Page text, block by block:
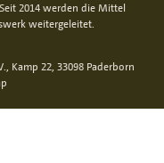
2014 werden die Mittel
weitergeleitet.
Kamp 22, 33098 Paderborn